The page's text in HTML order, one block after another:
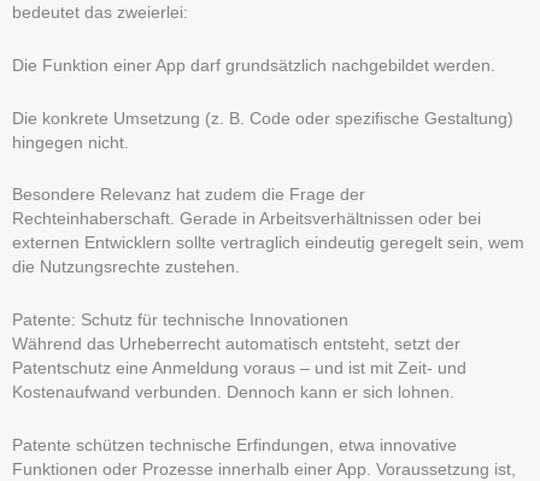
bedeutet das zweierlei:
Die Funktion einer App darf grundsätzlich nachgebildet werden.
Die konkrete Umsetzung (z. B. Code oder spezifische Gestaltung)
hingegen nicht.
Besondere Relevanz hat zudem die Frage der
Rechteinhaberschaft. Gerade in Arbeitsverhältnissen oder bei
externen Entwicklern sollte vertraglich eindeutig geregelt sein, wem
die Nutzungsrechte zustehen.
Patente: Schutz für technische Innovationen
Während das Urheberrecht automatisch entsteht, setzt der
Patentschutz eine Anmeldung voraus – und ist mit Zeit- und
Kostenaufwand verbunden. Dennoch kann er sich lohnen.
Patente schützen technische Erfindungen, etwa innovative
Funktionen oder Prozesse innerhalb einer App. Voraussetzung ist,